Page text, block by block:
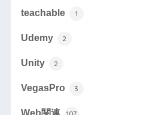
teachable 1
Udemy 2
Unity 2
VegasPro 3